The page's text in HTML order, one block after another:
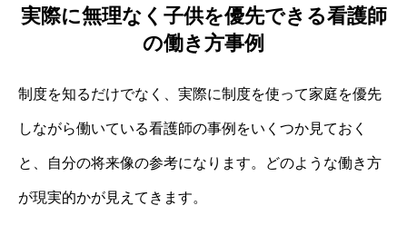
実際に無理なく子供を優先できる看護師
の働き方事例
制度を知るだけでなく、実際に制度を使って家庭を優先
しながら働いている看護師の事例をいくつか見ておく
と、自分の将来像の参考になります。どのような働き方
が現実的かが見えてきます。